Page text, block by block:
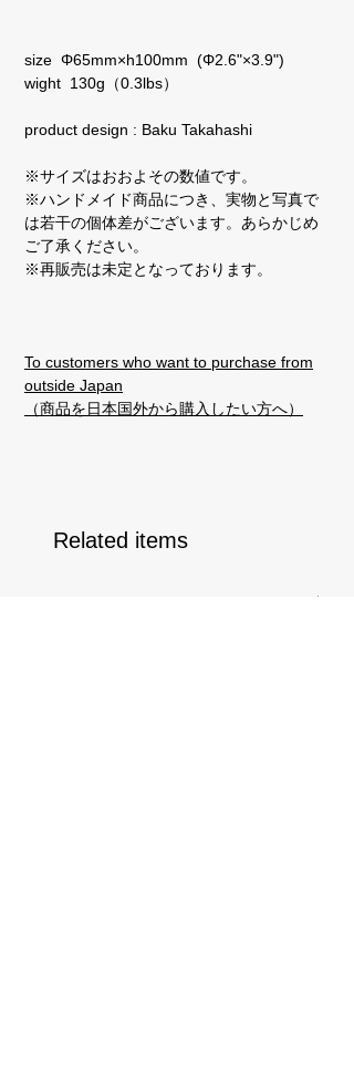
size Φ65mm×h100mm (Φ2.6"×3.9")
wight 130g（0.3lbs）
product design : Baku Takahashi
※サイズはおおよその数値です。
※ハンドメイド商品につき、実物と写真で
は若干の個体差がございます。あらかじめ
ご了承ください。
※再販売は未定となっております。
To customers who want to purchase from
outside Japan
（商品を日本国外から購入したい方へ）
Related items